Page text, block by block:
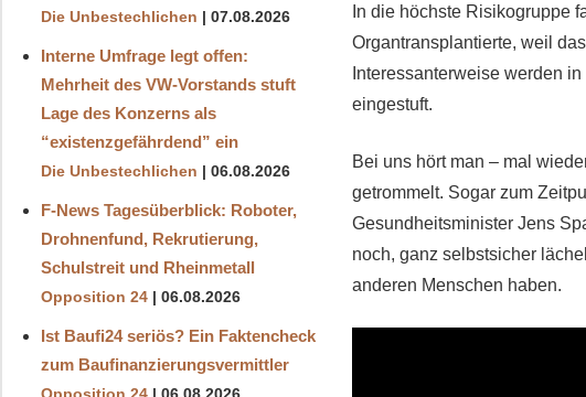
In die höchste Risikogruppe
Organtransplantierte, weil
Interessanterweise werden
eingestuft.
Bei uns hört man – mal
getrommelt. Sogar zum
Gesundheitsminister Jens
noch, ganz selbstsicher
anderen Menschen haben.
Die Unbestechlichen 07.08.2026
Interne Umfrage legt offen:
Mehrheit des VW-Vorstands stuft
Lage des Konzerns als
“existenzgefährdend” ein
Die Unbestechlichen 06.08.2026
F-News Tagesüberblick: Roboter,
Drohnenfund, Rekrutierung,
Schulstreit und Rheinmetall
Opposition 24 06.08.2026
Ist Baufi24 seriös? Ein Faktencheck
zum Baufinanzierungsvermittler